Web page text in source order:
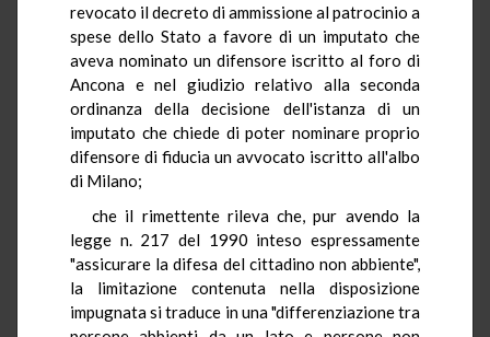
revocato il decreto di ammissione al patrocinio a
spese dello Stato a favore di un imputato che
aveva nominato un difensore iscritto al foro di
Ancona e nel giudizio relativo alla seconda
ordinanza della decisione dell'istanza di un
imputato che chiede di poter nominare proprio
difensore di fiducia un avvocato iscritto all'albo
di Milano;
che il rimettente rileva che, pur avendo la
legge n. 217 del 1990 inteso espressamente
"assicurare la difesa del cittadino non abbiente",
la limitazione contenuta nella disposizione
impugnata si traduce in una "differenziazione tra